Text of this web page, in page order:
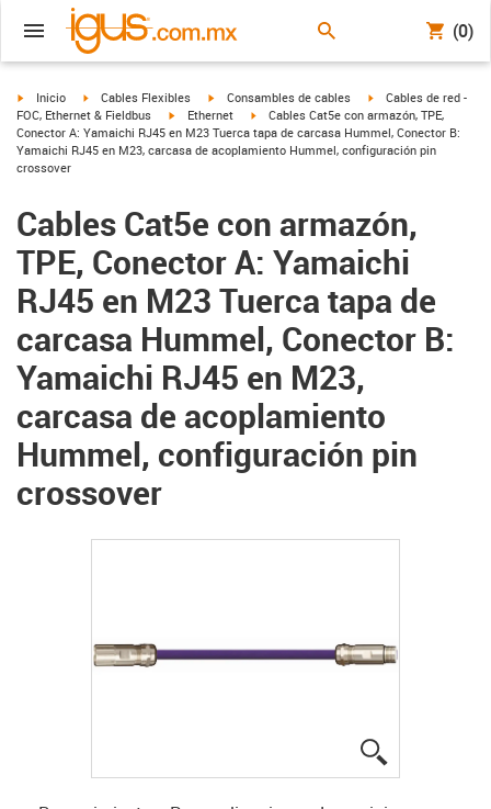
(0)
igus-icon-arrow-right
Inicio igus-icon-arrow-right
Cables Flexibles igus-icon-arrow-right
Consambles de cables igus-icon-arrow-right
Cables de red -
FOC, Ethernet & Fieldbus
igus-icon-arrow-right
Ethernet igus-icon-arrow-right
Cables Cat5e con armazón, TPE,
Conector A: Yamaichi RJ45 en M23 Tuerca tapa de carcasa Hummel, Conector B:
Yamaichi RJ45 en M23, carcasa de acoplamiento Hummel, configuración pin
crossover
Cables Cat5e con armazón,
TPE, Conector A: Yamaichi
RJ45 en M23 Tuerca tapa de
carcasa Hummel, Conector B:
Yamaichi RJ45 en M23,
carcasa de acoplamiento
Hummel, configuración pin
crossover